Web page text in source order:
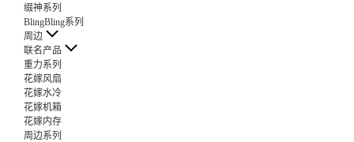
缀神系列
BlingBling系列
周边
联名产品
重力系列
花嫁风扇
花嫁水冷
花嫁机箱
花嫁内存
周边系列